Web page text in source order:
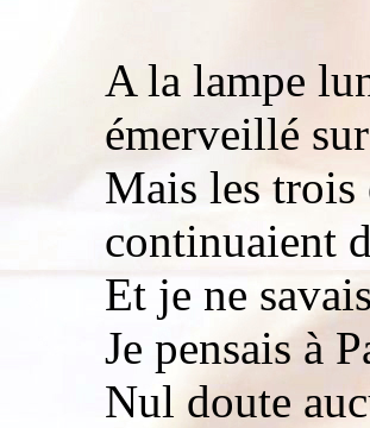
A la lampe
émerveillé
Mais les
continuaient
Et je ne
Je pensais à
Nul doute